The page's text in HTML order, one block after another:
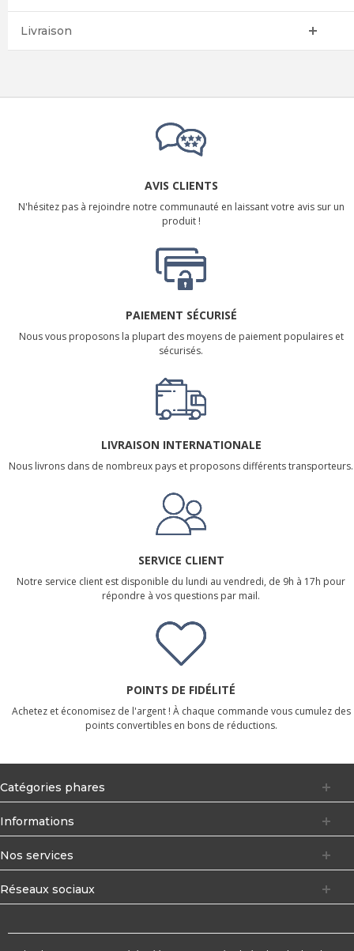
Livraison
AVIS CLIENTS
N'hésitez pas à rejoindre notre communauté en laissant votre avis sur un
produit !
PAIEMENT SÉCURISÉ
Nous vous proposons la plupart des moyens de paiement populaires et
sécurisés.
LIVRAISON INTERNATIONALE
Nous livrons dans de nombreux pays et proposons différents transporteurs.
SERVICE CLIENT
Notre service client est disponible du lundi au vendredi, de 9h à 17h pour
répondre à vos questions par mail.
POINTS DE FIDÉLITÉ
Achetez et économisez de l'argent ! À chaque commande vous cumulez des
points convertibles en bons de réductions.
Catégories phares
Informations
Nos services
Réseaux sociaux